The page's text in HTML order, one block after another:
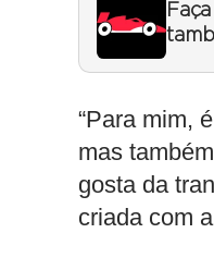
“Para mim,
mas
gosta da
criada com